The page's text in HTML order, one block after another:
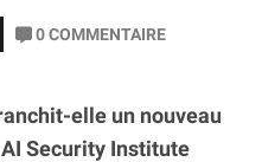
0COMMENTAIRE
elle un nouveau
Security Institute